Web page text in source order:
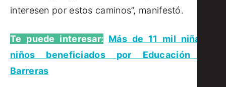
interesen por estos caminos”, manifestó.
Te puede interesar: Más de 11 mil niñas y
niños beneficiados por Educación Sin
Barreras